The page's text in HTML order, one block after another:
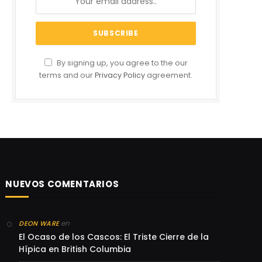
By signing up, you agree to the our
terms and ourPrivacy Policy agreement.
NUEVOS COMENTARIOS
DEON WAREen
El Ocaso de los Cascos: El Triste Cierre de la
Hípica en British Columbia